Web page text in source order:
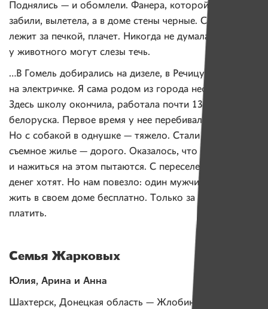
Поднялись — и обомлели. Фанера, которой мы окна
забили, вылетела, а в доме стены черные. Собака
лежит за печкой, плачет. Никогда не думала, что
у животного могут слезы течь.
…В Гомель добирались на дизеле, в Речицу —
на электричке. Я сама родом из города нефтяников.
Здесь школу окончила, работала почти 13 лет. Сестра
белоруска. Первое время у нее перебивались.
Но с собакой в однушке — тяжело. Стали искать
съемное жилье — дорого. Оказалось, что некоторые
и нажиться на этом пытаются. С переселенцев больше
денег хотят. Но нам повезло: один мужчина разрешил
жить в своем доме бесплатно. Только за коммуналку
платить.
Семья Жарковых
Юлия, Арина и Анна
Шахтерск, Донецкая область — Жлобин, Гомельская